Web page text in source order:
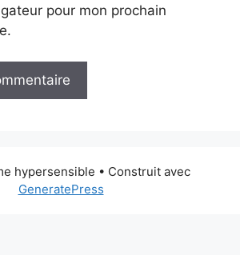
pour mon prochain
hypersensible • Construit avec
GeneratePress